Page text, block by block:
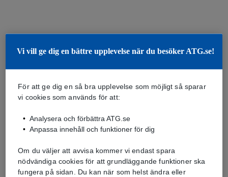
Vi vill ge dig en bättre upplevelse när du besöker ATG.se!
För att ge dig en så bra upplevelse som möjligt så sparar
vi cookies som används för att:
Analysera och förbättra ATG.se
Anpassa innehåll och funktioner för dig
Om du väljer att avvisa kommer vi endast spara
nödvändiga cookies för att grundläggande funktioner ska
fungera på sidan. Du kan när som helst ändra eller